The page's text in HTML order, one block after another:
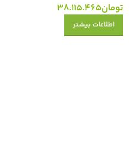
تومان38.115.465
اطلاعات بیشتر